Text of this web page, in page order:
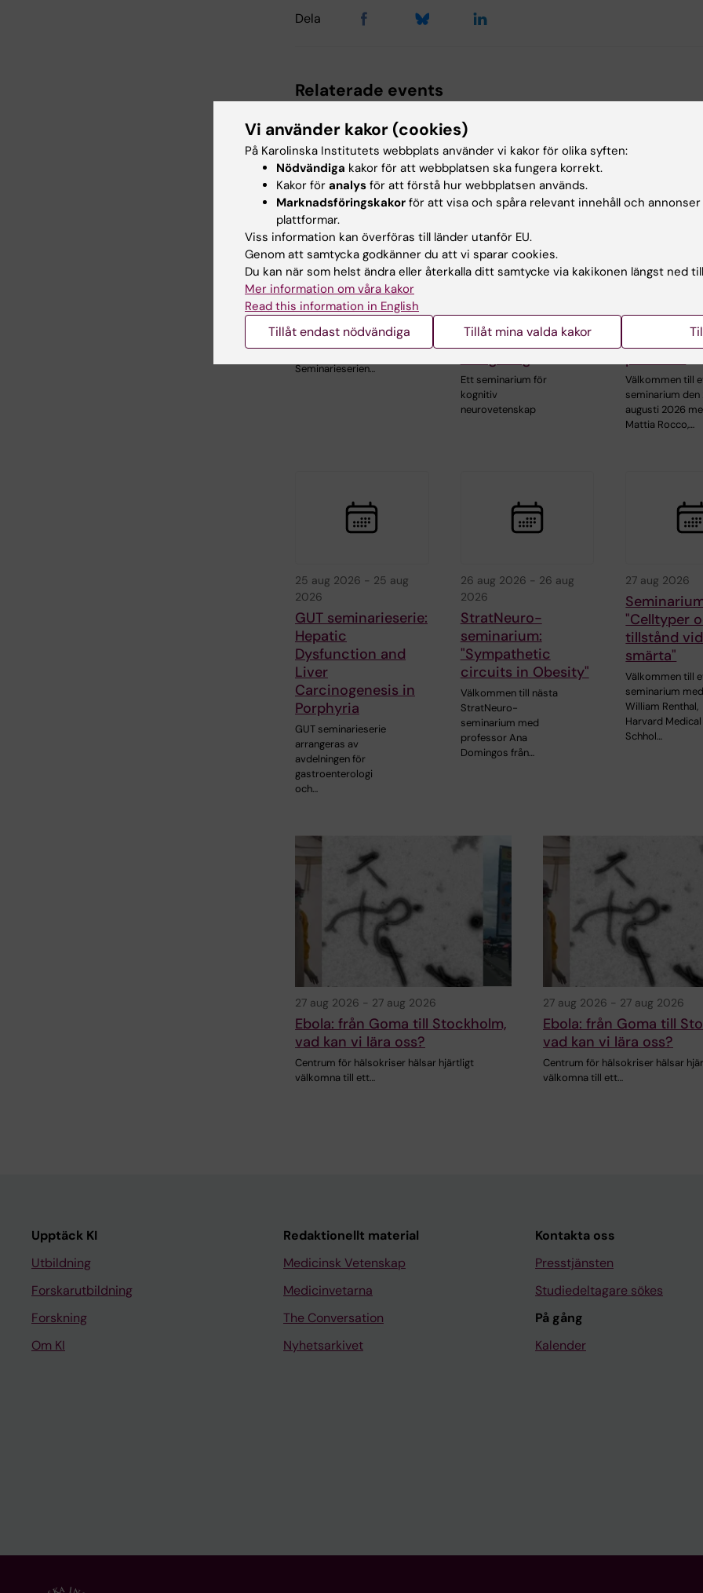
Dela
Relaterade events
18 aug 2026
2026
StratRegen
seminarieserie med
Steven A. Goldman
Välkommen till ett
nytt seminarium i
Seminarieserien…
Djupa
hjärnregistreringar
verklig och
föreställd
Ett seminarium för
kognitiv
neurovetenskap
"Combining
intrinsically
disordered
Välkommen till
seminarium den
augusti 2026
Mattia Rocco,…
25 aug 2026 - 25 aug
2026
GUT seminarieserie:
Hepatic
Dysfunction and
Liver
Carcinogenesis in
Porphyria
GUT seminarieserie
arrangeras av
avdelningen för
gastroenterologi
och…
26 aug 2026 - 26 aug
2026
StratNeuro-
seminarium:
"Sympathetic
circuits in Obesity"
Välkommen till nästa
StratNeuro-
seminarium med
professor Ana
Domingos från…
27 aug 2026
"Celltyper
tillstånd
smärta"
Välkommen till
seminarium med
William Renthal,
Harvard Medical
Schhol…
27 aug 2026 - 27 aug 2026
Ebola: från Goma till Stockholm,
vad kan vi lära oss?
Centrum för hälsokriser hälsar hjärtligt
välkomna till ett…
27 aug 2026 - 27 aug 2026
Ebola: från Goma till
vad kan vi lära oss?
Centrum för hälsokriser hälsar
välkomna till ett…
Upptäck KI
Utbildning
Forskarutbildning
Forskning
Om KI
Redaktionellt material
Medicinsk Vetenskap
Medicinvetarna
The Conversation
Nyhetsarkivet
Kontakta oss
Presstjänsten
Studiedeltagare sökes
På gång
Kalender
Vi använder kakor (cookies)
På Karolinska Institutets webbplats använder vi kakor för olika syften:
Nödvändiga kakor för att webbplatsen ska fungera korrekt.
Kakor för analys för att förstå hur webbplatsen används.
Marknadsföringskakor för att visa och spåra relevant innehåll och
plattformar.
Viss information kan överföras till länder utanför EU.
Genom att samtycka godkänner du att vi sparar cookies.
Du kan när som helst ändra eller återkalla ditt samtycke via kakikonen längst ned
Mer information om våra kakor
Read this information in English
Tillåt endast nödvändiga Tillåt mina valda kakor